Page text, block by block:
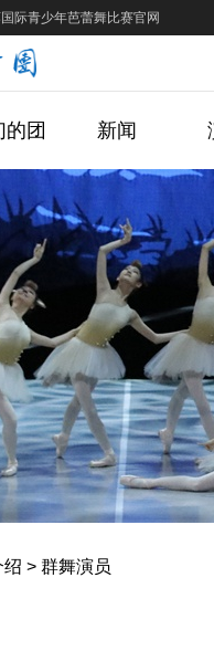
际青少年芭蕾舞比赛官网
的团 新闻
绍 > 群舞演员